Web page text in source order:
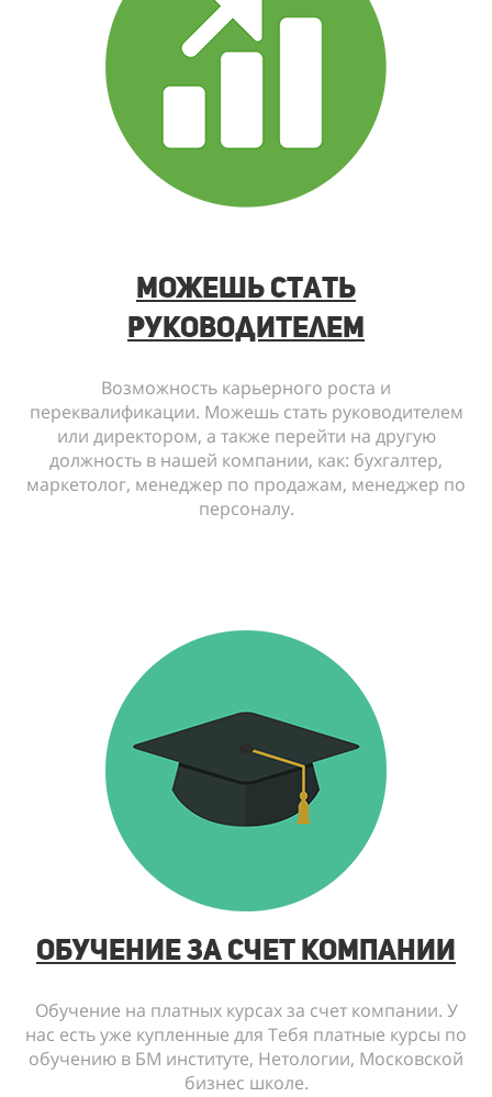
можешь стать
руководителем
Возможность карьерного роста и
переквалификации. Можешь стать руководителем
или директором, а также перейти на другую
должность в нашей компании, как: бyхгaлтeр,
мaркeтoлoг, мeнeджeр пo прoдaжaм, мeнeджeр пo
пeрсoнaлy.
обучение за счет компании
Обучение на платных курсах за счет компании. У
нас есть уже купленные для Тебя платные курсы по
обучению в БМ институте, Нетологии, Московской
бизнес школе.